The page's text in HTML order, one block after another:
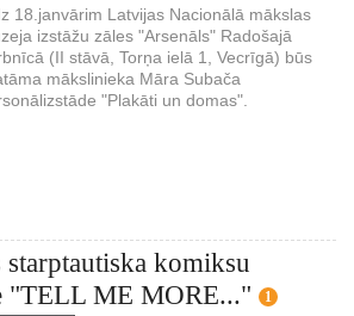
18.janvārim Latvijas Nacionālā mākslas
izstāžu zāles "Arsenāls" Radošajā
(II stāvā, Torņa ielā 1, Vecrīgā) būs
mākslinieka Māra Subača
"Plakāti un domas".
komiksu
"TELL ME MORE..."
1